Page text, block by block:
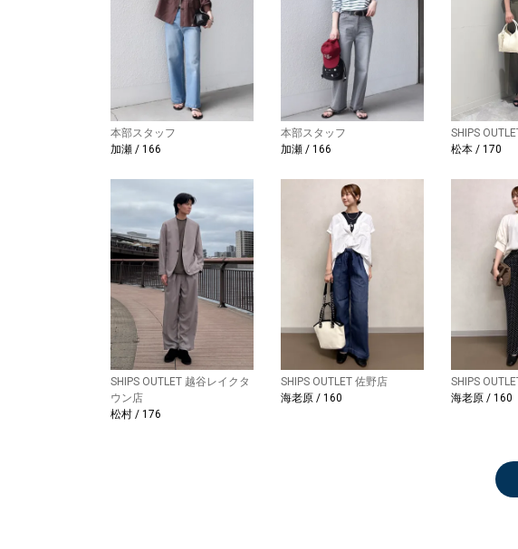
本部スタッフ
加瀬 / 166
本部スタッフ
加瀬 / 166
SHIPS
松本 / 170
SHIPS OUTLET 越谷レイクタ
ウン店
松村 / 176
SHIPS OUTLET 佐野店
海老原 / 160
SHIPS
海老原 / 160